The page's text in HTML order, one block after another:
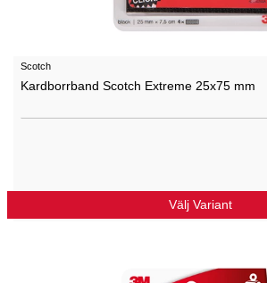
Scotch
Kardborrband Scotch Extreme 25x75 mm
Välj Variant